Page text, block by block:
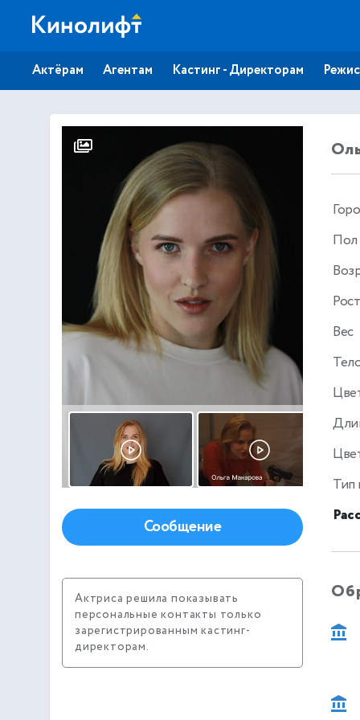
Актёрам Агентам Кастинг - Директорам
Сообщение
Актриса решила показывать
персональные контакты только
зарегистрированным кастинг-
директорам.
Пол
Рост
Вес
Тип